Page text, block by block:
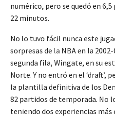
numérico, pero se quedó en
22 minutos.
No lo tuvo fácil nunca este
sorpresas de la NBA en la
segunda fila, Wingate, en su
Norte. Y no entró en el ‘draft’,
la plantilla definitiva de los
82 partidos de temporada. No
teniendo dos experiencias